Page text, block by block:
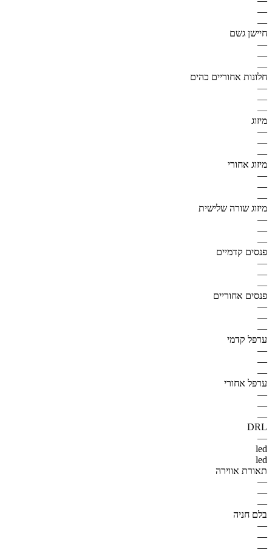
—
—
חיישן גשם
—
—
—
חלונות אחוריים כהים
—
—
—
מיזוג
—
—
—
מיזוג אחורי
—
—
—
מיזוג שורה שלישית
—
—
—
פנסים קדמיים
—
—
—
פנסים אחוריים
—
—
—
ערפל קדמי
—
—
—
ערפל אחורי
—
—
—
DRL
—
led
led
תאורת אווירה
—
—
—
בלם חניה
—
—
—